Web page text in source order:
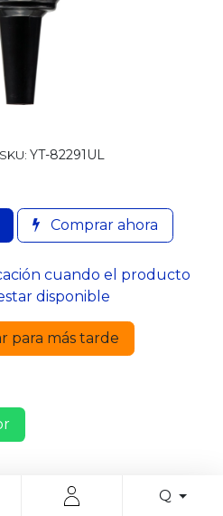
Q
SKU: YT-82291UL
Comprar ahora
cuando el producto
disponible
para más tarde